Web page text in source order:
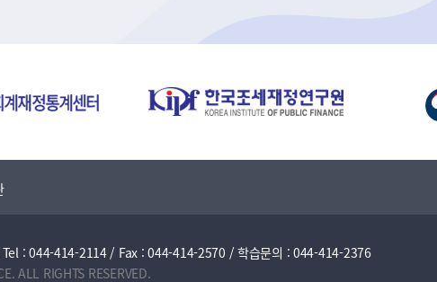
정 2.
원
인
법시행령
시) □
공무원/
무원
Tel : 044-414-2114 / Fax : 044-414-2570 / 학습문의 : 044-414-2376
ALL RIGHTS RESERVED.